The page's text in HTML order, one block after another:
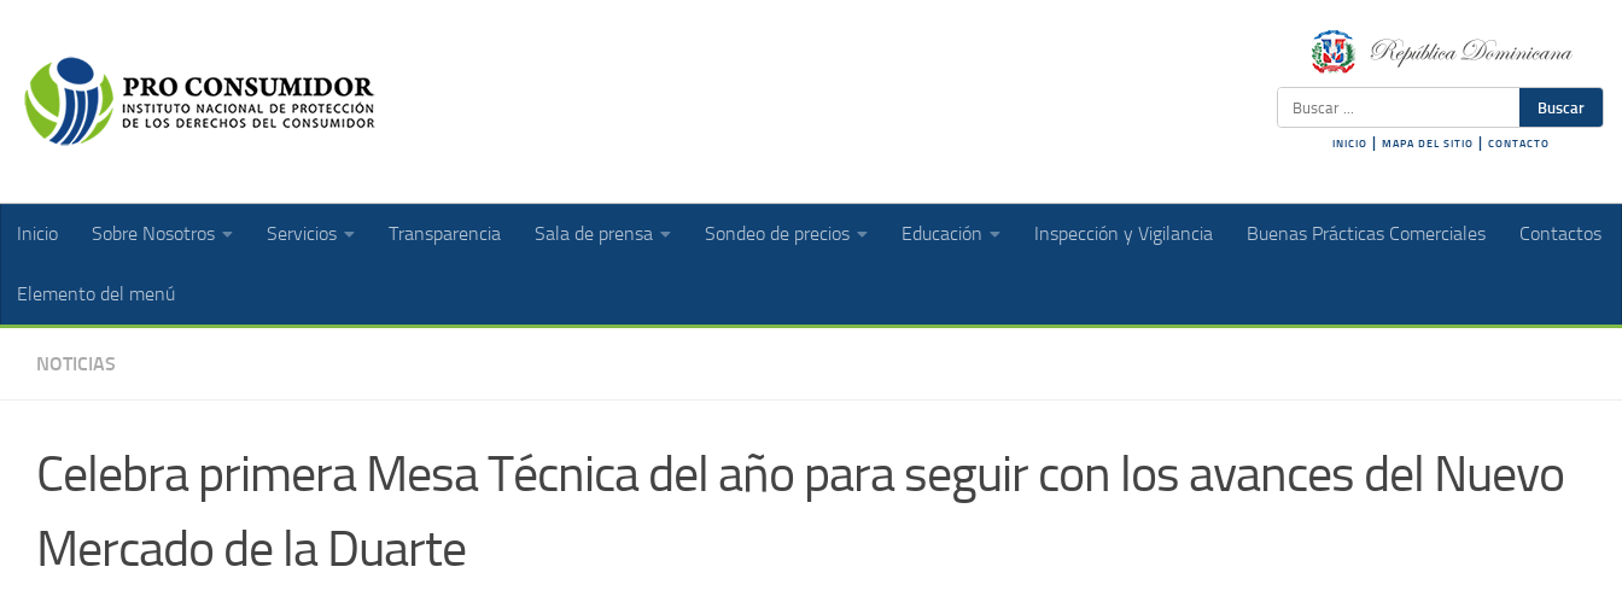
Buscar
INICIO MAPA DEL SITIO CONTACTO
Inicio Sobre Nosotros Servicios Transparencia Sala de prensa Sondeo de precios Educación Inspección y Vigilancia Buenas Prácticas Comerciales Contactos
Elemento del menú
NOTICIAS
Celebra primera Mesa Técnica del año para seguir con los avances del Nuevo
Mercado de la Duarte